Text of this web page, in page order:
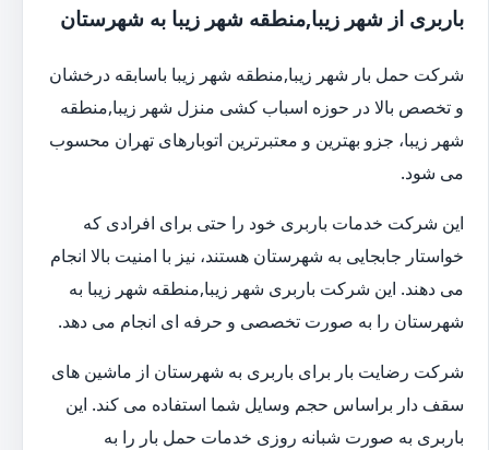
باربری از شهر زیبا,منطقه شهر زیبا به شهرستان
شرکت حمل بار شهر زیبا,منطقه شهر زیبا باسابقه درخشان
و تخصص بالا در حوزه اسباب کشی منزل شهر زیبا,منطقه
شهر زیبا، جزو بهترین و معتبرترین اتوبارهای تهران محسوب
می شود.
این شرکت خدمات باربری خود را حتی برای افرادی که
خواستار جابجایی به شهرستان هستند، نیز با امنیت بالا انجام
می دهند. این شرکت باربری شهر زیبا,منطقه شهر زیبا به
شهرستان را به صورت تخصصی و حرفه ای انجام می دهد.
شرکت رضایت بار برای باربری به شهرستان از ماشین های
سقف دار براساس حجم وسایل شما استفاده می کند. این
باربری به صورت شبانه روزی خدمات حمل بار را به